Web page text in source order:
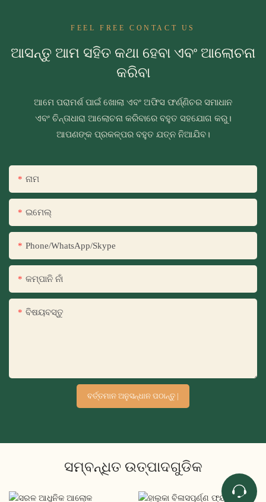
FEEL FREE CONTACT US
ଆସନ୍ତୁ ଆମ ସହିତ କଥା ହେବା ଏବଂ ଆଲୋଚନା
କରିବା
ଆମେ ପରାମର୍ଶ ପାଇଁ ଖୋଲା ଏବଂ ଅଫିସ ଫର୍ଣ୍ଣିଚର ସମାଧାନ
ଏବଂ ଚିନ୍ତାଧାରା ଆଲୋଚନା କରିବାରେ ବହୁତ ସହଯୋଗ କରୁ।
ଆପଣଙ୍କ ପ୍ରକଳ୍ପର ବହୁତ ଯତ୍ନ ନିଆଯିବ।
ନାମ
ଇମେଲ୍
Phone/WhatsApp/Skype
କମ୍ପାନି ନାଁ
ବିଷୟବସ୍ତୁ
ବର୍ତ୍ତମାନ ଅନୁସନ୍ଧାନ ପଠାନ୍ତୁ |
ସମ୍ବନ୍ଧିତ ଉତ୍ପାଦଗୁଡିକ